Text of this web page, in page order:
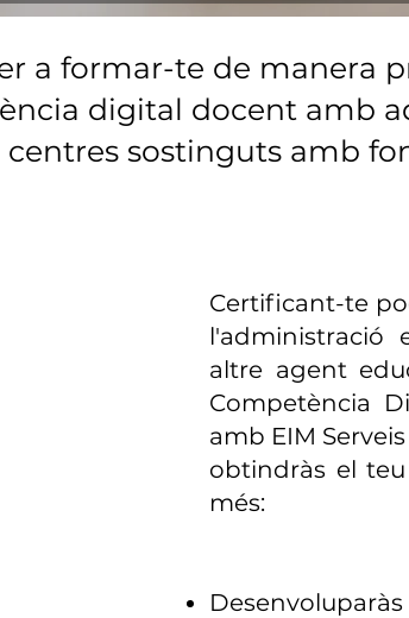
Certificant-te
l'administració
altre agent
Competència
amb EIM
obtindràs el
més:
a formar-te de manera
digital docent amb
sostinguts amb